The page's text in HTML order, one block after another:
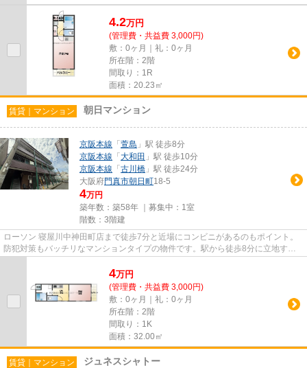
4.2万円
(管理費・共益費 3,000円)
敷：0ヶ月｜礼：0ヶ月
所在階：2階
間取り：1R
面積：20.23㎡
賃貸｜マンション 朝日マンション
京阪本線 「 萱島 」駅 徒歩8分
京阪本線 「 大和田 」駅 徒歩10分
京阪本線 「 古川橋 」駅 徒歩24分
大阪府門真市朝日町18-5
4万円
築年数：築58年 ｜募集中： 1室
階数：3階建
ローソン 寝屋川中神田町店まで徒歩7分と近場にコンビニがあるのもポイント。
防犯対策もバッチリなマンションタイプの物件です。駅から徒歩8分に立地す
4万円
(管理費・共益費 3,000円)
敷：0ヶ月｜礼：0ヶ月
所在階：2階
間取り：1K
面積：32.00㎡
賃貸｜マンション ジュネスシャトー